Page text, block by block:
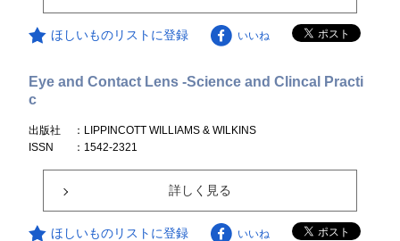
ほしいものリストに登録 いいね
Eye and Contact Lens -Science and Clincal Practi
c
出版社
：LIPPINCOTT WILLIAMS & WILKINS
ISSN
：1542-2321
詳しく見る
ほしいものリストに登録 いいね